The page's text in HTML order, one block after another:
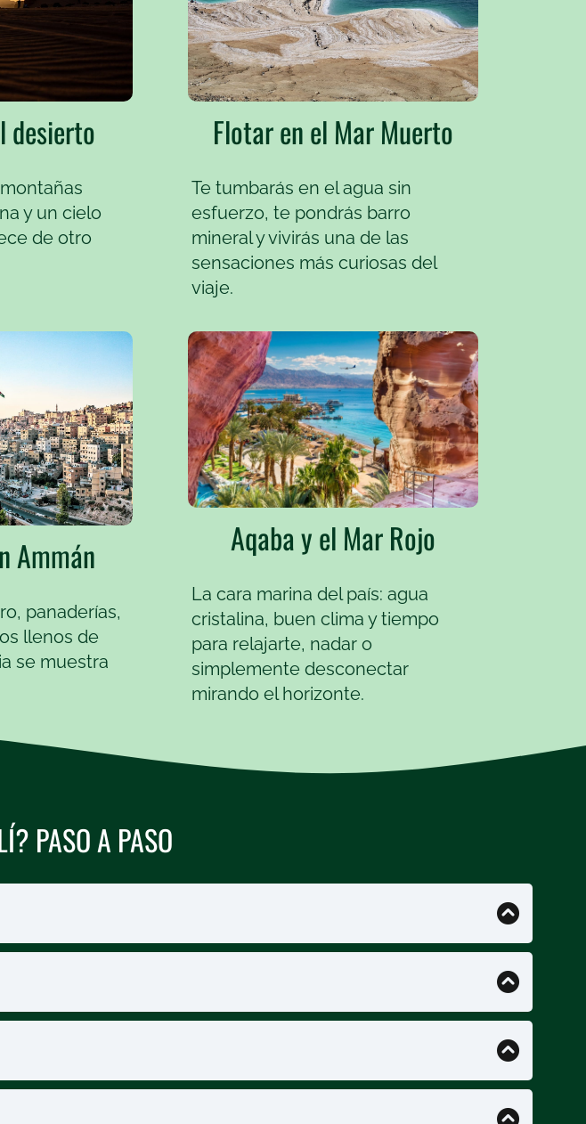
desierto
y un cielo
de otro
Flotar en el Mar Muerto
Te tumbarás en el agua sin
esfuerzo, te pondrás barro
mineral y vivirás una de las
sensaciones más curiosas del
viaje.
Ammán
panaderías,
llenos de
se muestra
Aqaba y el Mar Rojo
La cara marina del país: agua
cristalina, buen clima y tiempo
para relajarte, nadar o
simplemente desconectar
mirando el horizonte.
PASO A PASO
a las ruinas romanas y a unas vistas panorámicas de la
de columnas y nos detendremos en templos y teatros que
que muestra la región de una forma sorprendentemente detallada.